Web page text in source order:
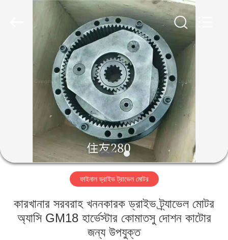
সম্পর্কে
কারখানা
ফাইনাল ড্রাইভ ট্রাভেল মোটর
কারখানার সরবরাহ খননকারক ড্রাইভ ট্র্যাভেল মোটর
অ্যাসি GM18 হার্ভেস্টার কোমাতসু দোশন কাটোর
জন্য উপযুক্ত